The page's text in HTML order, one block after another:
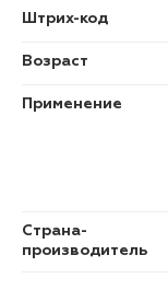
Штрих-код
Возраст
Применение
Страна-
производитель